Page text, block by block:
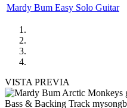
Mardy Bum Easy Solo Guitar
VISTA PREVIA